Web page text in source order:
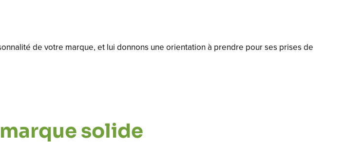
de votre marque, et lui donnons une orientation à prendre pour ses prises de
solide